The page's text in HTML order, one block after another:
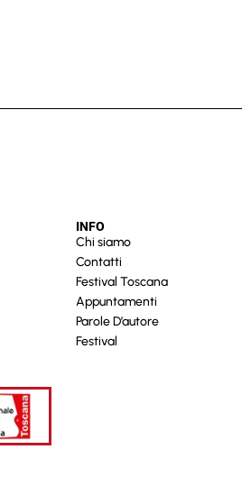
INFO
Chi siamo
Contatti
Festival Toscana
Appuntamenti
Parole D’autore
Festival